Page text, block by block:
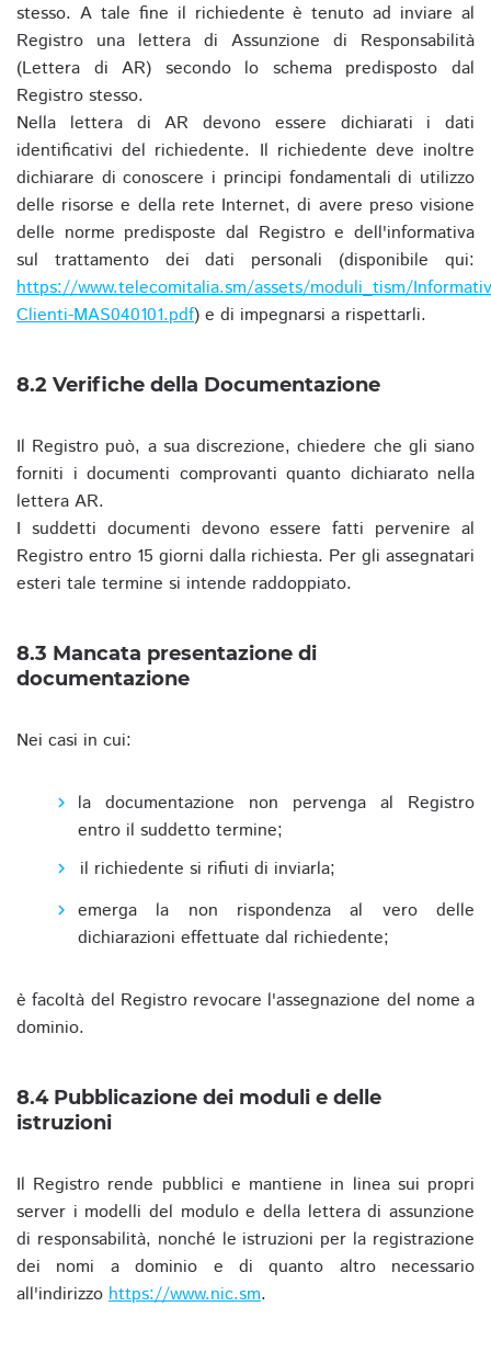
stesso. A tale fine il richiedente è tenuto ad inviare al
Registro una lettera di Assunzione di Responsabilità
(Lettera di AR) secondo lo schema predisposto dal
Registro stesso.
Nella lettera di AR devono essere dichiarati i dati
identificativi del richiedente. Il richiedente deve inoltre
dichiarare di conoscere i principi fondamentali di utilizzo
delle risorse e della rete Internet, di avere preso visione
delle norme predisposte dal Registro e dell'informativa
sul trattamento dei dati personali (disponibile qui:
https://www.telecomitalia.sm/assets/moduli_tism/
Clienti-MAS040101.pdf) e di impegnarsi a rispettarli.
8.2 Verifiche della Documentazione
Il Registro può, a sua discrezione, chiedere che gli siano
forniti i documenti comprovanti quanto dichiarato nella
lettera AR.
I suddetti documenti devono essere fatti pervenire al
Registro entro 15 giorni dalla richiesta. Per gli assegnatari
esteri tale termine si intende raddoppiato.
8.3 Mancata presentazione di
documentazione
Nei casi in cui:
la documentazione non pervenga al Registro
entro il suddetto termine;
il richiedente si rifiuti di inviarla;
emerga la non rispondenza al vero delle
dichiarazioni effettuate dal richiedente;
è facoltà del Registro revocare l'assegnazione del nome a
dominio.
8.4 Pubblicazione dei moduli e delle
istruzioni
Il Registro rende pubblici e mantiene in linea sui propri
server i modelli del modulo e della lettera di assunzione
di responsabilità, nonché le istruzioni per la registrazione
dei nomi a dominio e di quanto altro necessario
all'indirizzo https://www.nic.sm.